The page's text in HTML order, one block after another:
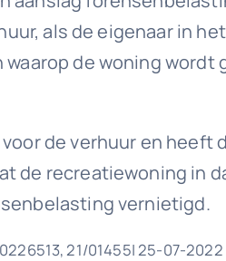
als de eigenaar in
de woning
de verhuur en heeft
de recreatiewoning in
vernietigd.
21/01455| 25-07-2022